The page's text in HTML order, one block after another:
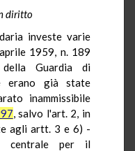
diritto
investe varie
1959, n. 189
Guardia di
erano già state
inammissibile
, salvo l'art. 2, in
agli artt. 3 e 6) -
centrale per il